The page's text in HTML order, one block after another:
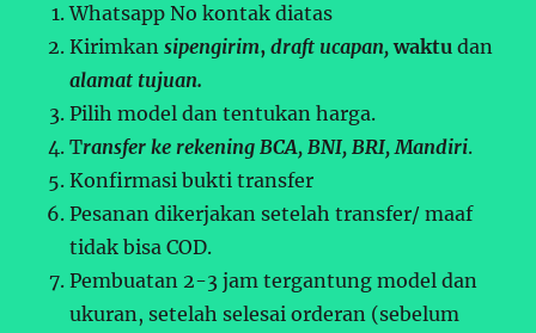
Whatsapp No kontak diatas
Kirimkansipengirim,draft ucapan,waktudan
alamat tujuan.
Pilih model dan tentukan harga.
Transfer ke rekening BCA, BNI, BRI, Mandiri.
Konfirmasi bukti transfer
Pesanan dikerjakan setelah transfer/ maaf
tidak bisa COD.
Pembuatan 2-3 jam tergantung model dan
ukuran, setelah selesai orderan (sebelum